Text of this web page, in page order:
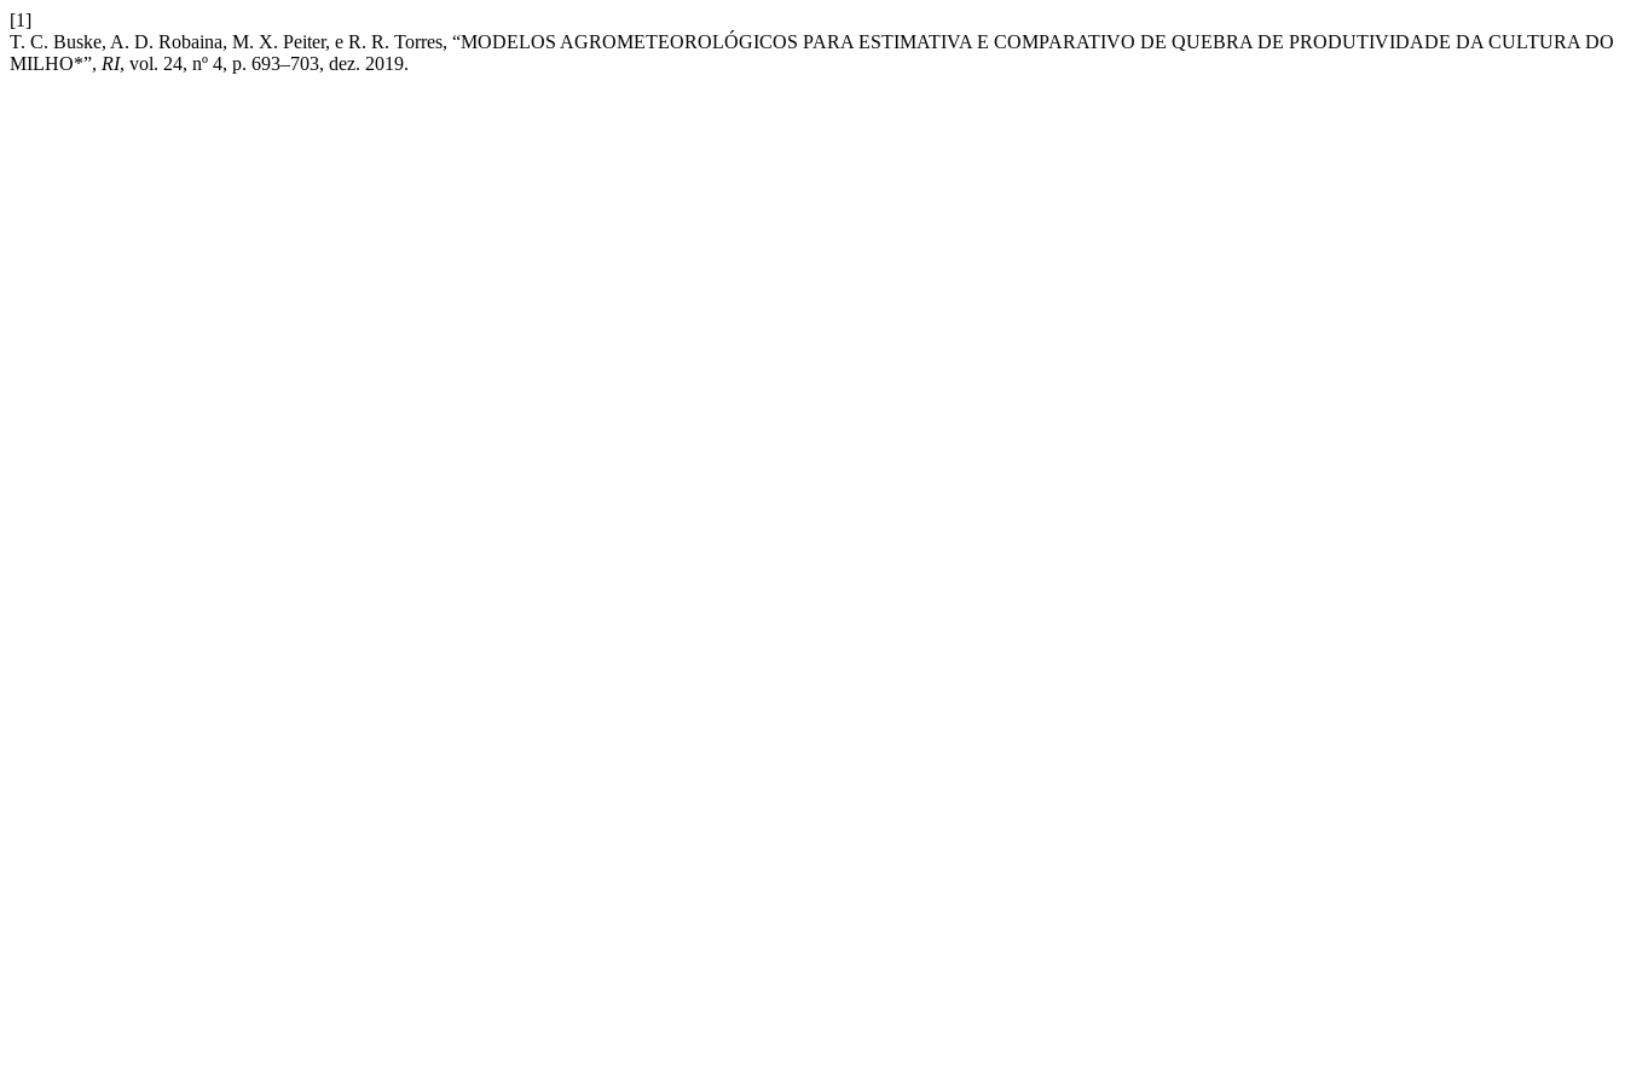
[1]
T. C. Buske, A. D. Robaina, M. X. Peiter, e R. R. Torres, “MODELOS AGROMETEOROLÓGICOS PARA ESTIMATIVA E COMPARATIVO DE QUEBRA DE PRODUTIVIDADE DA CULTURA DO
MILHO*”, RI, vol. 24, nº 4, p. 693–703, dez. 2019.